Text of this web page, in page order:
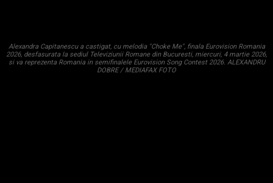
Alexandra Capitanescu a castigat, cu melodia "Choke Me", finala Eurovision Romania
2026, desfasurata la sediul Televiziunii Romane din Bucuresti, miercuri, 4 martie 2026,
si va reprezenta Romania in semifinalele Eurovision Song Contest 2026. ALEXANDRU
DOBRE / MEDIAFAX FOTO